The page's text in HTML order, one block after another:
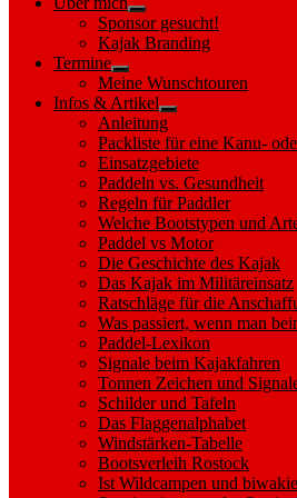
menu
Show
sub
menu
Sponsor gesucht!
Kajak Branding
Termine
Show
sub
menu
Meine Wunschtouren
Infos & Artikel
Show
sub
menu
Anleitung
Packliste für eine Kanu-
Einsatzgebiete
Paddeln vs. Gesundheit
Regeln für Paddler
Welche Bootstypen und
Paddel vs Motor
Die Geschichte des Kajak
Das Kajak im Militäreinsatz
Ratschläge für die
Was passiert, wenn man
Paddel-Lexikon
Signale beim Kajakfahren
Tonnen Zeichen und
Schilder und Tafeln
Das Flaggenalphabet
Windstärken-Tabelle
Bootsverleih Rostock
Ist Wildcampen und